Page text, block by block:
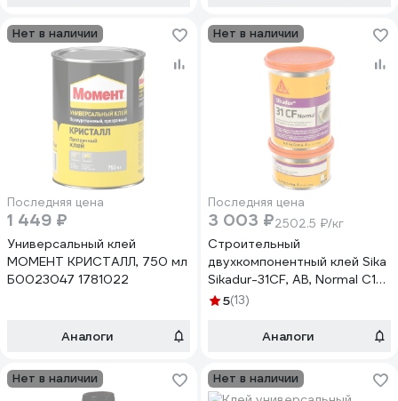
Нет в наличии
Последняя цена
1 449 ₽
Универсальный клей
МОМЕНТ КРИСТАЛЛ, 750 мл
Б0023047 1781022
Аналоги
Нет в наличии
Последняя цена
3 003 ₽2502.5 ₽/кг
Строительный
двухкомпонентный клей Sika
Sikadur-31CF, AB, Normal C12,
1.2 кг 205
5(13)
Аналоги
Нет в наличии Нет в наличии